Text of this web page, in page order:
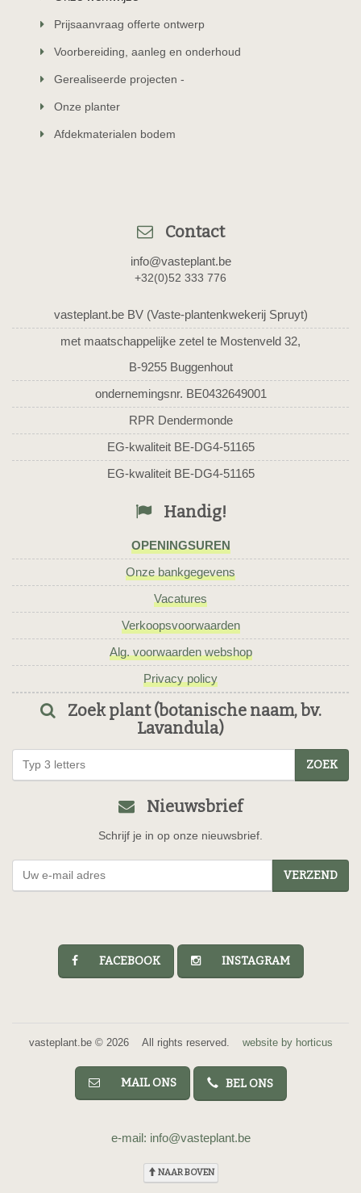
Prijsaanvraag offerte ontwerp
Voorbereiding, aanleg en onderhoud
Gerealiseerde projecten -
Onze planter
Afdekmaterialen bodem
Contact
info@vasteplant.be
+32(0)52 333 776
vasteplant.be BV (Vaste-plantenkwekerij Spruyt)
met maatschappelijke zetel te Mostenveld 32,
B-9255 Buggenhout
ondernemingsnr. BE0432649001
RPR Dendermonde
EG-kwaliteit BE-DG4-51165
EG-kwaliteit BE-DG4-51165
Handig!
OPENINGSUREN
Onze bankgegevens
Vacatures
Verkoopsvoorwaarden
Alg. voorwaarden webshop
Privacy policy
Zoek plant (botanische naam, bv.
Lavandula)
ZOEK
Nieuwsbrief
Schrijf je in op onze nieuwsbrief.
VERZEND
FACEBOOK INSTAGRAM
vasteplant.be © 2026 All rights reserved. website by horticus
MAIL ONS BEL ONS
e-mail: info@vasteplant.be
NAAR BOVEN